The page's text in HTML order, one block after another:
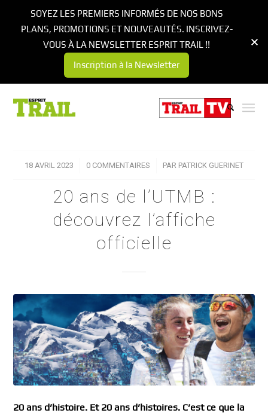
18 AVRIL 2023
/ 0 COMMENTAIRES
/ PAR PATRICK GUERINET
20 ans de l’UTMB :
découvrez l’affiche
officielle
20 ans d’histoire. Et 20 ans d’histoires. C’est ce que la
SOYEZ LES PREMIERS INFORMÉS DE NOS BONS
PLANS, PROMOTIONS ET NOUVEAUTÉS. INSCRIVEZ-
VOUS À LA NEWSLETTER ESPRIT TRAIL !!
Inscription à la Newsletter